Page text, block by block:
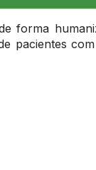
forma
pacientes